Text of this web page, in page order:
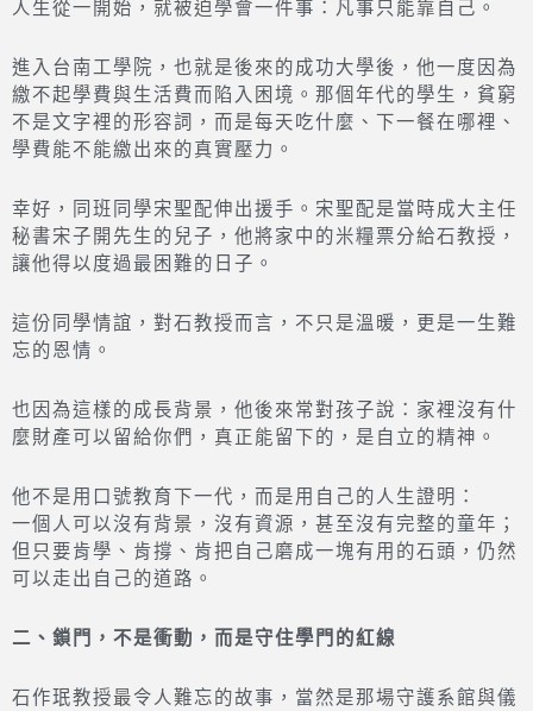
人生從一開始，就被迫學會一件事：凡事只能靠自己。
進入台南工學院，也就是後來的成功大學後，他一度因為
繳不起學費與生活費而陷入困境。那個年代的學生，貧窮
不是文字裡的形容詞，而是每天吃什麼、下一餐在哪裡、
學費能不能繳出來的真實壓力。
幸好，同班同學宋聖配伸出援手。宋聖配是當時成大主任
秘書宋子開先生的兒子，他將家中的米糧票分給石教授，
讓他得以度過最困難的日子。
這份同學情誼，對石教授而言，不只是溫暖，更是一生難
忘的恩情。
也因為這樣的成長背景，他後來常對孩子說：家裡沒有什
麼財產可以留給你們，真正能留下的，是自立的精神。
他不是用口號教育下一代，而是用自己的人生證明：
一個人可以沒有背景，沒有資源，甚至沒有完整的童年；
但只要肯學、肯撐、肯把自己磨成一塊有用的石頭，仍然
可以走出自己的道路。
二、鎖門，不是衝動，而是守住學門的紅線
石作珉教授最令人難忘的故事，當然是那場守護系館與儀